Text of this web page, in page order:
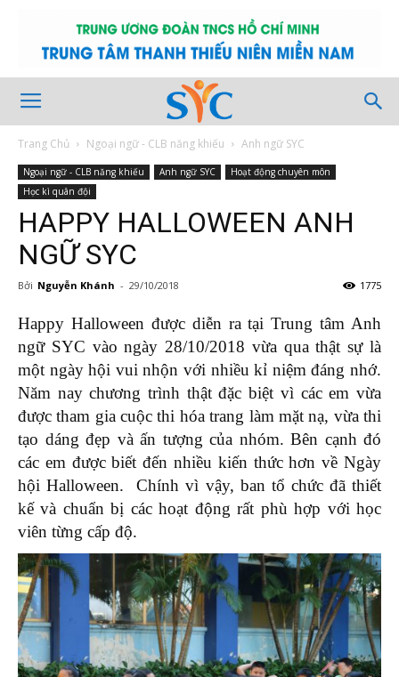
Trang Chủ Ngoại ngữ - CLB năng khiếu Anh ngữ SYC
Ngoại ngữ - CLB năng khiếu Anh ngữ SYC
Hoạt động chuyên môn
Học kì quân đội
HAPPY HALLOWEEN ANH
NGỮ SYC
Bởi Nguyễn Khánh - 29/10/2018 1775
Happy Halloween được diễn ra tại Trung tâm Anh
ngữ SYC vào ngày 28/10/2018 vừa qua thật sự là
một ngày hội vui nhộn với nhiều kỉ niệm đáng nhớ.
Năm nay chương trình thật đặc biệt vì các em vừa
được tham gia cuộc thi hóa trang làm mặt nạ, vừa thi
tạo dáng đẹp và ấn tượng của nhóm. Bên cạnh đó
các em được biết đến nhiều kiến thức hơn về Ngày
hội Halloween. Chính vì vậy, ban tổ chức đã thiết
kế và chuẩn bị các hoạt động rất phù hợp với học
viên từng cấp độ.